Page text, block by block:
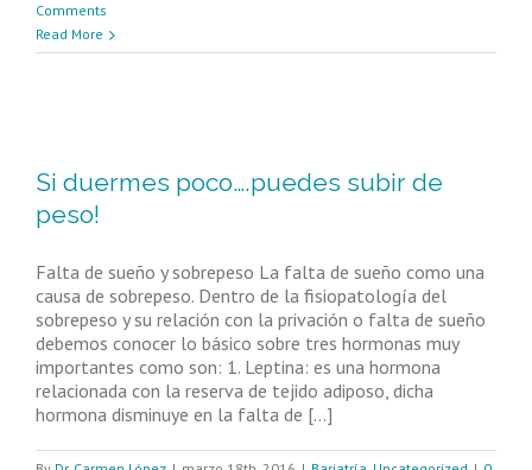
Comments
Read More
Si duermes poco….puedes subir de
peso!
Falta de sueño y sobrepeso La falta de sueño como una
causa de sobrepeso. Dentro de la fisiopatología del
sobrepeso y su relación con la privación o falta de sueño
debemos conocer lo básico sobre tres hormonas muy
importantes como son: 1. Leptina: es una hormona
relacionada con la reserva de tejido adiposo, dicha
hormona disminuye en la falta de [...]